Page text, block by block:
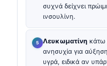
συχνά δείχνει
ινσουλίνη.
Λευκωματίνη κάτω
ανησυχία για
υγρά, ειδικά αν